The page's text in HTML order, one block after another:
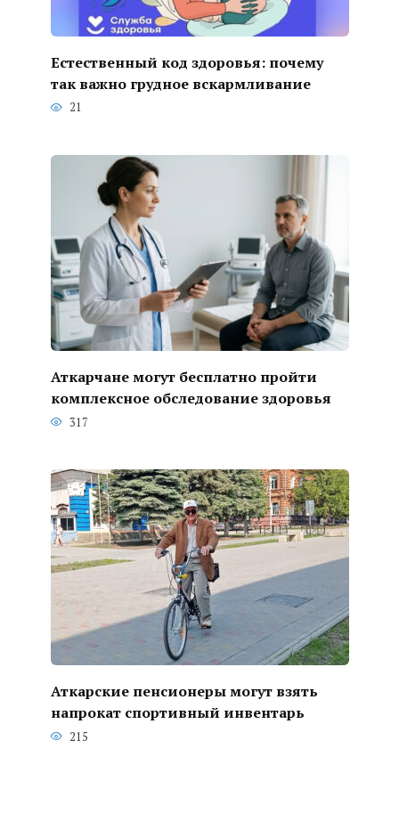
Естественный код здоровья: почему
так важно грудное вскармливание
21
Аткарчане могут бесплатно пройти
комплексное обследование здоровья
317
Аткарские пенсионеры могут взять
напрокат спортивный инвентарь
215